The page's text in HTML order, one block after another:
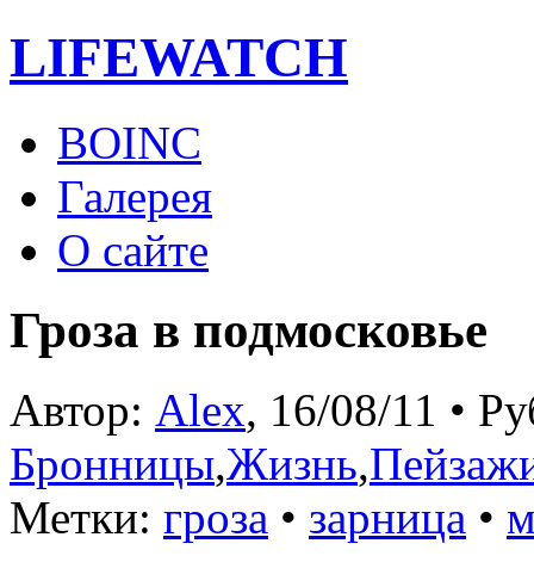
LIFEWATCH
BOINC
Галерея
О сайте
Гроза в подмосковье
Автор: Alex, 16/08/11 •
Бронницы,Жизнь,
Метки: гроза • зарница •